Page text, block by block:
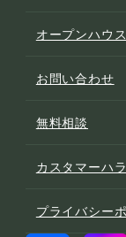
オープンハウ
お問い合わせ
無料相談
カスタマーハ
プライバシー